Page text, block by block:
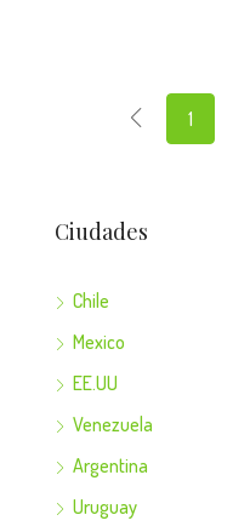
1
Ciudades
Chile
Mexico
EE.UU
Venezuela
Argentina
Uruguay